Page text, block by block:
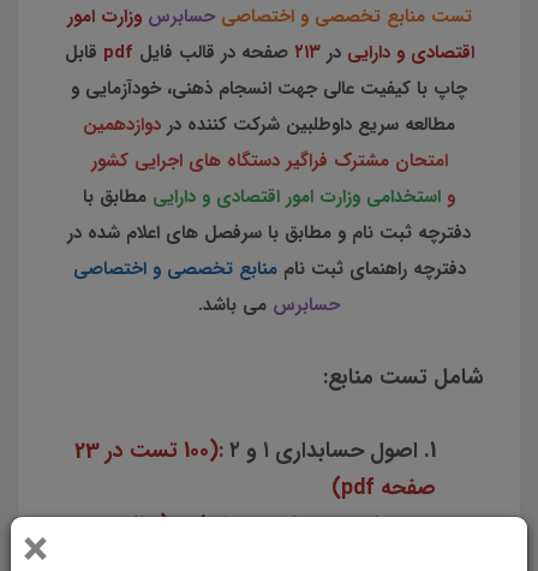
×
تست منابع تخصصی و اختصاصیحسابرسوزارت امور
اقتصادی و دارایی در۲۱۳ صفحه در قالب فایل pdf قابل
چاپ با کیفیت عالی جهت انسجام ذهنی، خودآزمایی و
مطالعه سریع داوطلبین شرکت کننده در دوازدهمین
امتحان مشترک فراگیر دستگاه های اجرایی کشور
و استخدامی وزارت امور اقتصادی و دارایی مطابق با
دفترچه ثبت نام و مطابق با سرفصل های اعلام شده در
دفترچه راهنمای ثبت ناممنابع تخصصی و اختصاصی
حسابرس می باشد.
شامل تست منابع:
1. اصول حسابداری ١ و ٢
:(100 تست در 23
صفحه pdf)
2. حسابداری میانه و پیشرفته
:(115 سوال